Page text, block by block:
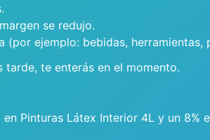
se redujo.
ejemplo: bebidas, herramientas,
tarde, te enterás en el momento.
Pinturas Látex Interior 4L y un 8%